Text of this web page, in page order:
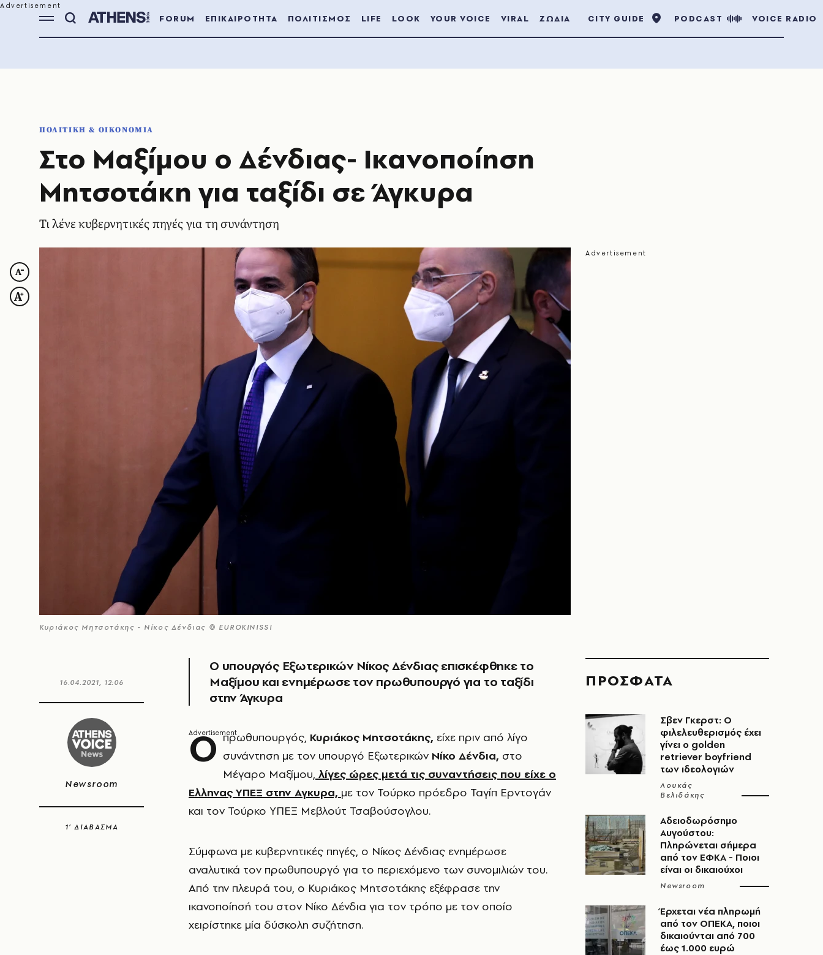
FORUM ΕΠΙΚΑΙΡΟΤΗΤΑ ΠΟΛΙΤΙΣΜΟΣ LIFE LOOK YOUR VOICE VIRAL ΖΩΔΙΑ CITY GUIDE PODCAST VOICE RADIO
ΠΟΛΙΤΙΚΗ & ΟΙΚΟΝΟΜΙΑ
Στο Μαξίμου ο Δένδιας- Ικανοποίηση
Μητσοτάκη για ταξίδι σε Άγκυρα
Τι λένε κυβερνητικές πηγές για τη συνάντηση
Κυριάκος Μητσοτάκης - Νίκος Δένδιας © EUROKINISSI
16.04.2021, 12:06
Newsroom
1’ ΔΙΑΒΑΣΜΑ
O υπουργός Εξωτερικών Νίκος Δένδιας επισκέφθηκε το
Μαξίμου και ενημέρωσε τον πρωθυπουργό για το ταξίδι
στην Άγκυρα
Ο πρωθυπουργός, Κυριάκος Μητσοτάκης, είχε πριν από λίγο
συνάντηση με τον υπουργό Εξωτερικών Νίκο Δένδια, στο
Μέγαρο Μαξίμου, λίγες ώρες μετά τις συναντήσεις που είχε ο
Ελληνας ΥΠΕΞ στην Αγκυρα, με τον Τούρκο πρόεδρο Ταγίπ Ερντογάν
και τον Τούρκο ΥΠΕΞ Μεβλούτ Τσαβούσογλου.
Σύμφωνα με κυβερνητικές πηγές, ο Νίκος Δένδιας ενημέρωσε
αναλυτικά τον πρωθυπουργό για το περιεχόμενο των συνομιλιών του.
Από την πλευρά του, ο Κυριάκος Μητσοτάκης εξέφρασε την
ικανοποίησή του στον Νίκο Δένδια για τον τρόπο με τον οποίο
χειρίστηκε μία δύσκολη συζήτηση.
ΠΡΟΣΦΑΤΑ
Σβεν Γκερστ: Ο
φιλελευθερισμός έχει
γίνει ο golden
retriever boyfriend
των ιδεολογιών
Λουκάς
Βελιδάκης
Αδειοδωρόσημο
Αυγούστου:
Πληρώνεται σήμερα
από τον ΕΦΚΑ - Ποιοι
είναι οι δικαιούχοι
Newsroom
Έρχεται νέα πληρωμή
από τον ΟΠΕΚΑ, ποιοι
δικαιούνται από 700
έως 1.000 ευρώ